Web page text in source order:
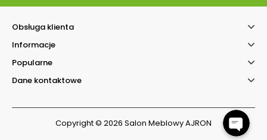
Obsługa klienta
Informacje
Popularne
Dane kontaktowe
Copyright © 2026 Salon Meblowy AJRON
Kontakt
Facebook Messenger